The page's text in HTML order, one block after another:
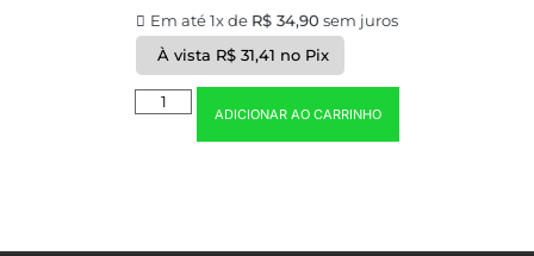
Em até 1x de R$ 34,90 sem juros
À vista R$31,41 no Pix
ADICIONAR AO CARRINHO